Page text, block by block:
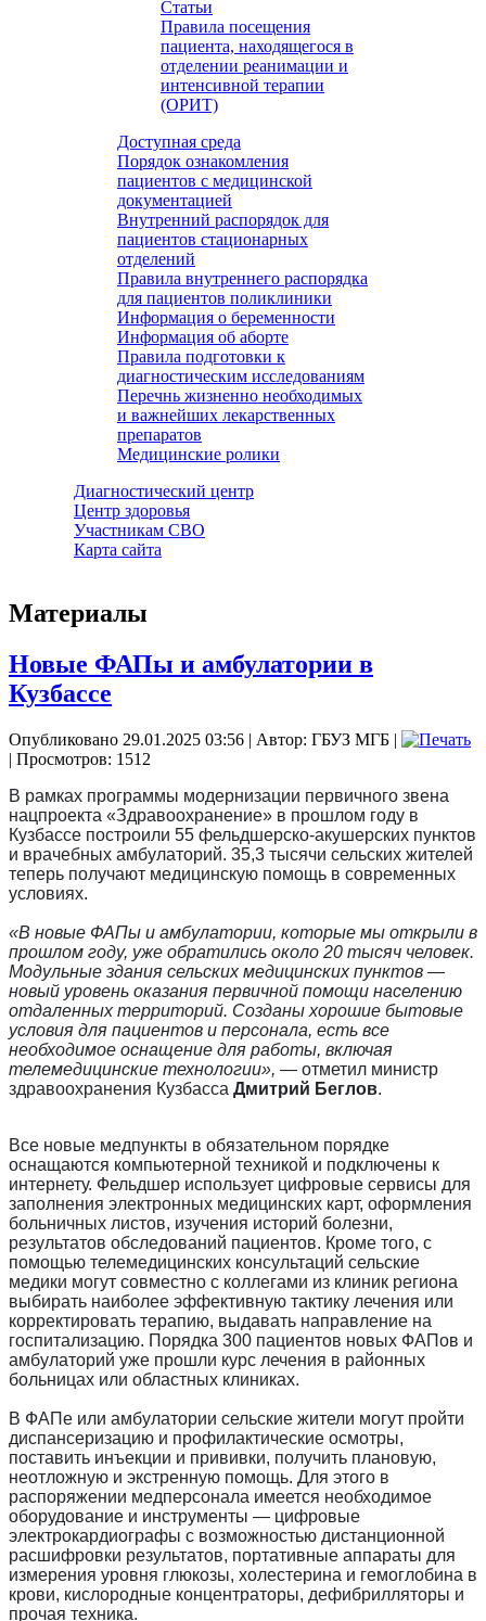
Статьи
Правила посещения
пациента, находящегося в
отделении реанимации и
интенсивной терапии
(ОРИТ)
Доступная среда
Порядок ознакомления
пациентов с медицинской
документацией
Внутренний распорядок для
пациентов стационарных
отделений
Правила внутреннего распорядка
для пациентов поликлиники
Информация о беременности
Информация об аборте
Правила подготовки к
диагностическим исследованиям
Перечнь жизненно необходимых
и важнейших лекарственных
препаратов
Медицинские ролики
Диагностический центр
Центр здоровья
Участникам СВО
Карта сайта
Материалы
Новые ФАПы и амбулатории в
Кузбассе
Опубликовано 29.01.2025 03:56 | Автор: ГБУЗ МГБ |
| Просмотров: 1512
В рамках программы модернизации первичного звена
нацпроекта «Здравоохранение» в прошлом году в
Кузбассе построили 55 фельдшерско-акушерских пунктов
и врачебных амбулаторий. 35,3 тысячи сельских жителей
теперь получают медицинскую помощь в современных
условиях.
«В новые ФАПы и амбулатории, которые мы открыли в
прошлом году, уже обратились около 20 тысяч человек.
Модульные здания сельских медицинских пунктов —
новый уровень оказания первичной помощи населению
отдаленных территорий. Созданы хорошие бытовые
условия для пациентов и персонала, есть все
необходимое оснащение для работы, включая
телемедицинские технологии», — отметил министр
здравоохранения Кузбасса Дмитрий Беглов.
Все новые медпункты в обязательном порядке
оснащаются компьютерной техникой и подключены к
интернету. Фельдшер использует цифровые сервисы для
заполнения электронных медицинских карт, оформления
больничных листов, изучения историй болезни,
результатов обследований пациентов. Кроме того, с
помощью телемедицинских консультаций сельские
медики могут совместно с коллегами из клиник региона
выбирать наиболее эффективную тактику лечения или
корректировать терапию, выдавать направление на
госпитализацию. Порядка 300 пациентов новых ФАПов и
амбулаторий уже прошли курс лечения в районных
больницах или областных клиниках.
В ФАПе или амбулатории сельские жители могут пройти
диспансеризацию и профилактические осмотры,
поставить инъекции и прививки, получить плановую,
неотложную и экстренную помощь. Для этого в
распоряжении медперсонала имеется необходимое
оборудование и инструменты — цифровые
электрокардиографы с возможностью дистанционной
расшифровки результатов, портативные аппараты для
измерения уровня глюкозы, холестерина и гемоглобина в
крови, кислородные концентраторы, дефибрилляторы и
прочая техника.